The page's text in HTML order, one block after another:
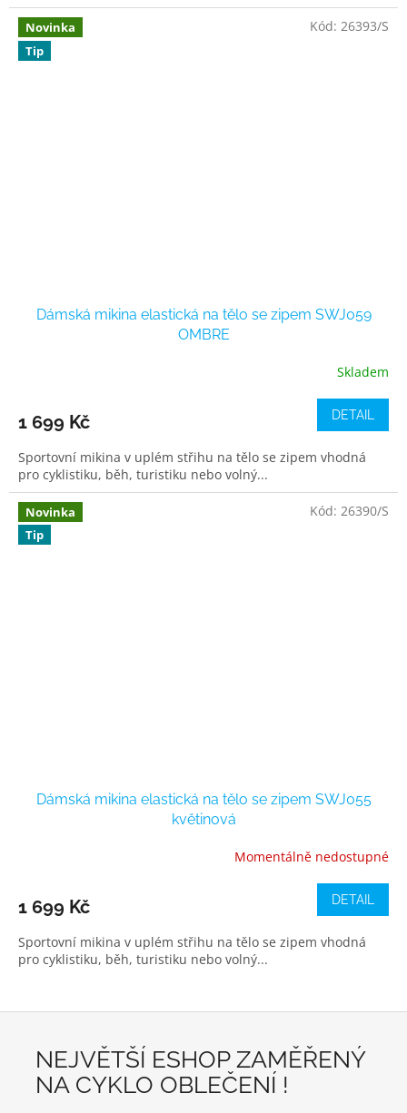
Novinka
Tip
Dámská mikina elastická na tělo se zipem SWJ059
OMBRE
Skladem
1 699 Kč DETAIL
Sportovní mikina v uplém střihu na tělo se zipem vhodná
pro cyklistiku, běh, turistiku nebo volný...
Kód: 26393/S
Novinka
Tip
Dámská mikina elastická na tělo se zipem SWJ055
květinová
Momentálně nedostupné
1 699 Kč DETAIL
Sportovní mikina v uplém střihu na tělo se zipem vhodná
pro cyklistiku, běh, turistiku nebo volný...
Kód: 26390/S
NEJVĚTŠÍ ESHOP ZAMĚŘENÝ
NA CYKLO OBLEČENÍ !